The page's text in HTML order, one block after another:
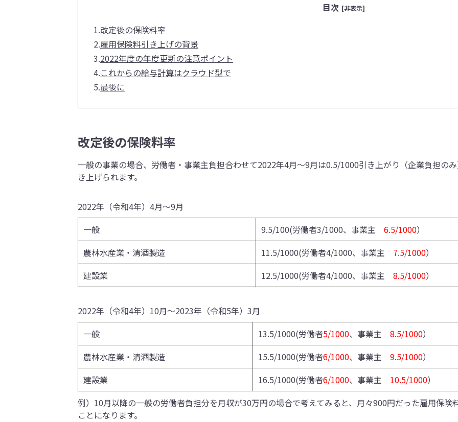
目次 [非表示]
1.改定後の保険料率
2.雇用保険料引き上げの背景
3.2022年度の年度更新の注意ポイント
4.これからの給与計算はクラウド型で
5.最後に
改定後の保険料率
一般の事業の場合、労働者・事業主負担合わせて2022年4月～9月は0.5/1000引き上がり（企業負担の
き上げられます。
2022年（令和4年）4月～9月
一般
9.5/100(労働者3/1000、事業主 6.5/1000）
農林水産業・清酒製造
11.5/1000(労働者4/1000、事業主 7.5/1000）
建設業
12.5/1000(労働者4/1000、事業主 8.5/1000）
2022年（令和4年）10月～2023年（令和5年）3月
一般
13.5/1000(労働者5/1000、事業主 8.5/1000）
農林水産業・清酒製造
15.5/1000(労働者6/1000、事業主 9.5/1000）
建設業
16.5/1000(労働者6/1000、事業主 10.5/1000）
例）10月以降の一般の労働者負担分を月収が30万円の場合で考えてみると、月々900円だった雇用保
ことになります。